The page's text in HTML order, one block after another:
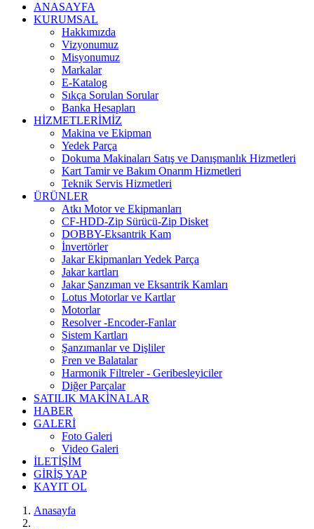
ANASAYFA
KURUMSAL
Hakkımızda
Vizyonumuz
Misyonumuz
Markalar
E-Katalog
Sıkça Sorulan Sorular
Banka Hesapları
HİZMETLERİMİZ
Makina ve Ekipman
Yedek Parça
Dokuma Makinaları Satış ve Danışmanlık Hizmetleri
Kart Tamir ve Bakım Onarım Hizmetleri
Teknik Servis Hizmetleri
ÜRÜNLER
Atkı Motor ve Ekipmanları
CF-HDD-Zip Sürücü-Zip Disket
DOBBY-Eksantrik Kam
İnvertörler
Jakar Ekipmanları Yedek Parça
Jakar kartları
Jakar Şanzıman ve Eksantrik Kamları
Lotus Motorlar ve Kartlar
Motorlar
Resolver -Encoder-Fanlar
Sistem Kartları
Şanzımanlar ve Dişliler
Fren ve Balatalar
Harmonik Filtreler - Geribesleyiciler
Diğer Parçalar
SATILIK MAKİNALAR
HABER
GALERİ
Foto Galeri
Video Galeri
İLETİŞİM
GİRİŞ YAP
KAYIT OL
Anasayfa